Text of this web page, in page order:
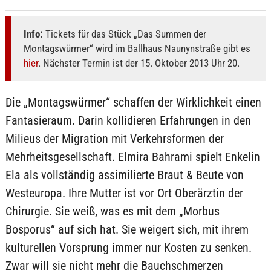
Info: Tickets für das Stück „Das Summen der
Montagswürmer“ wird im Ballhaus Naunynstraße gibt es
hier. Nächster Termin ist der 15. Oktober 2013 Uhr 20.
Die „Montagswürmer“ schaffen der Wirklichkeit einen
Fantasieraum. Darin kollidieren Erfahrungen in den
Milieus der Migration mit Verkehrsformen der
Mehrheitsgesellschaft. Elmira Bahrami spielt Enkelin
Ela als vollständig assimilierte Braut & Beute von
Westeuropa. Ihre Mutter ist vor Ort Oberärztin der
Chirurgie. Sie weiß, was es mit dem „Morbus
Bosporus“ auf sich hat. Sie weigert sich, mit ihrem
kulturellen Vorsprung immer nur Kosten zu senken.
Zwar will sie nicht mehr die Bauchschmerzen